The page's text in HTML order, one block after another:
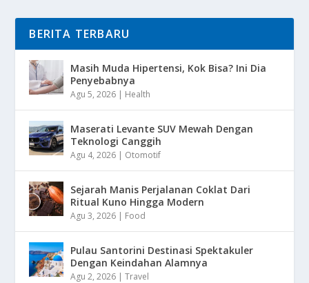
BERITA TERBARU
Masih Muda Hipertensi, Kok Bisa? Ini Dia
Penyebabnya
Agu 5, 2026 | Health
Maserati Levante SUV Mewah Dengan
Teknologi Canggih
Agu 4, 2026 | Otomotif
Sejarah Manis Perjalanan Coklat Dari
Ritual Kuno Hingga Modern
Agu 3, 2026 | Food
Pulau Santorini Destinasi Spektakuler
Dengan Keindahan Alamnya
Agu 2, 2026 |Travel